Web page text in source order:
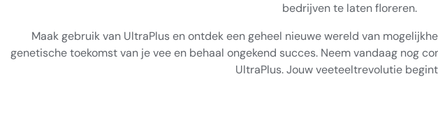
bedrijven te laten floreren.
Maak gebruik van UltraPlus en ontdek een geheel nieuwe wereld van
genetische toekomst van je vee en behaal ongekend succes. Neem vandaag nog
UltraPlus. Jouw veeteeltrevolutie